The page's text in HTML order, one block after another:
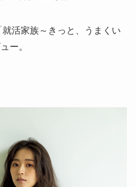
活家族～きっと、うまくい
ー。